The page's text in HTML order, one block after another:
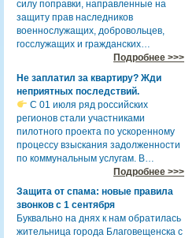
силу поправки, направленные на
защиту прав наследников
военнослужащих, добровольцев,
госслужащих и гражданских…
Подробнее >>>
Не заплатил за квартиру? Жди
неприятных последствий.
С 01 июля ряд российских
регионов стали участниками
пилотного проекта по ускоренному
процессу взыскания задолженности
по коммунальным услугам. В…
Подробнее >>>
Защита от спама: новые правила
звонков с 1 сентября
Буквально на днях к нам обратилась
жительница города Благовещенска с